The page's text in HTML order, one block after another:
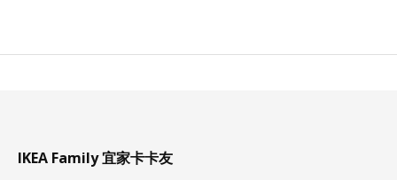
IKEA Family 宜家卡卡友